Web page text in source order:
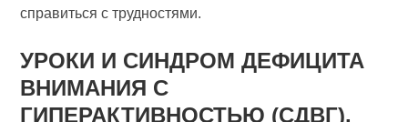
справиться с трудностями.
УРОКИ И СИНДРОМ ДЕФИЦИТА
ВНИМАНИЯ С
ГИПЕРАКТИВНОСТЬЮ (СДВГ).